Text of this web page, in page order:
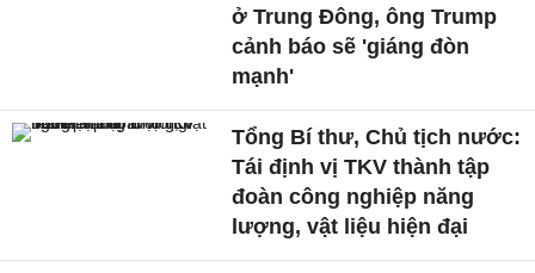
ở Trung Đông, ông Trump
cảnh báo sẽ 'giáng đòn
mạnh'
Tổng Bí thư, Chủ tịch nước:
Tái định vị TKV thành tập
đoàn công nghiệp năng
lượng, vật liệu hiện đại